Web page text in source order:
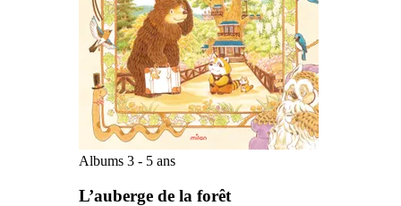
Albums 3 - 5 ans
L’auberge de la forêt